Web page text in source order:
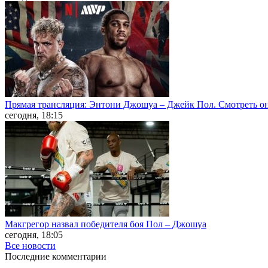
Прямая трансляция: Энтони Джошуа – Джейк Пол. Смотреть
сегодня, 18:15
Макгрегор назвал победителя боя Пол – Джошуа
сегодня, 18:05
Все новости
Последние комментарии